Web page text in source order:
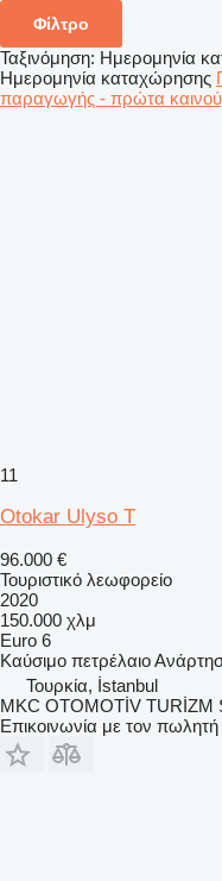
Φίλτρο
Ταξινόμηση: Ημερομηνία
Ημερομηνία καταχώρησης
παραγωγής - πρώτα
11
Otokar Ulyso T
96.000 €
Τουριστικό λεωφορείο
2020
150.000 χλμ
Euro 6
Καύσιμο πετρέλαιο
Τουρκία, İstanbul
MKC OTOMOTİV TURİZM
Επικοινωνία με τον πωλητή